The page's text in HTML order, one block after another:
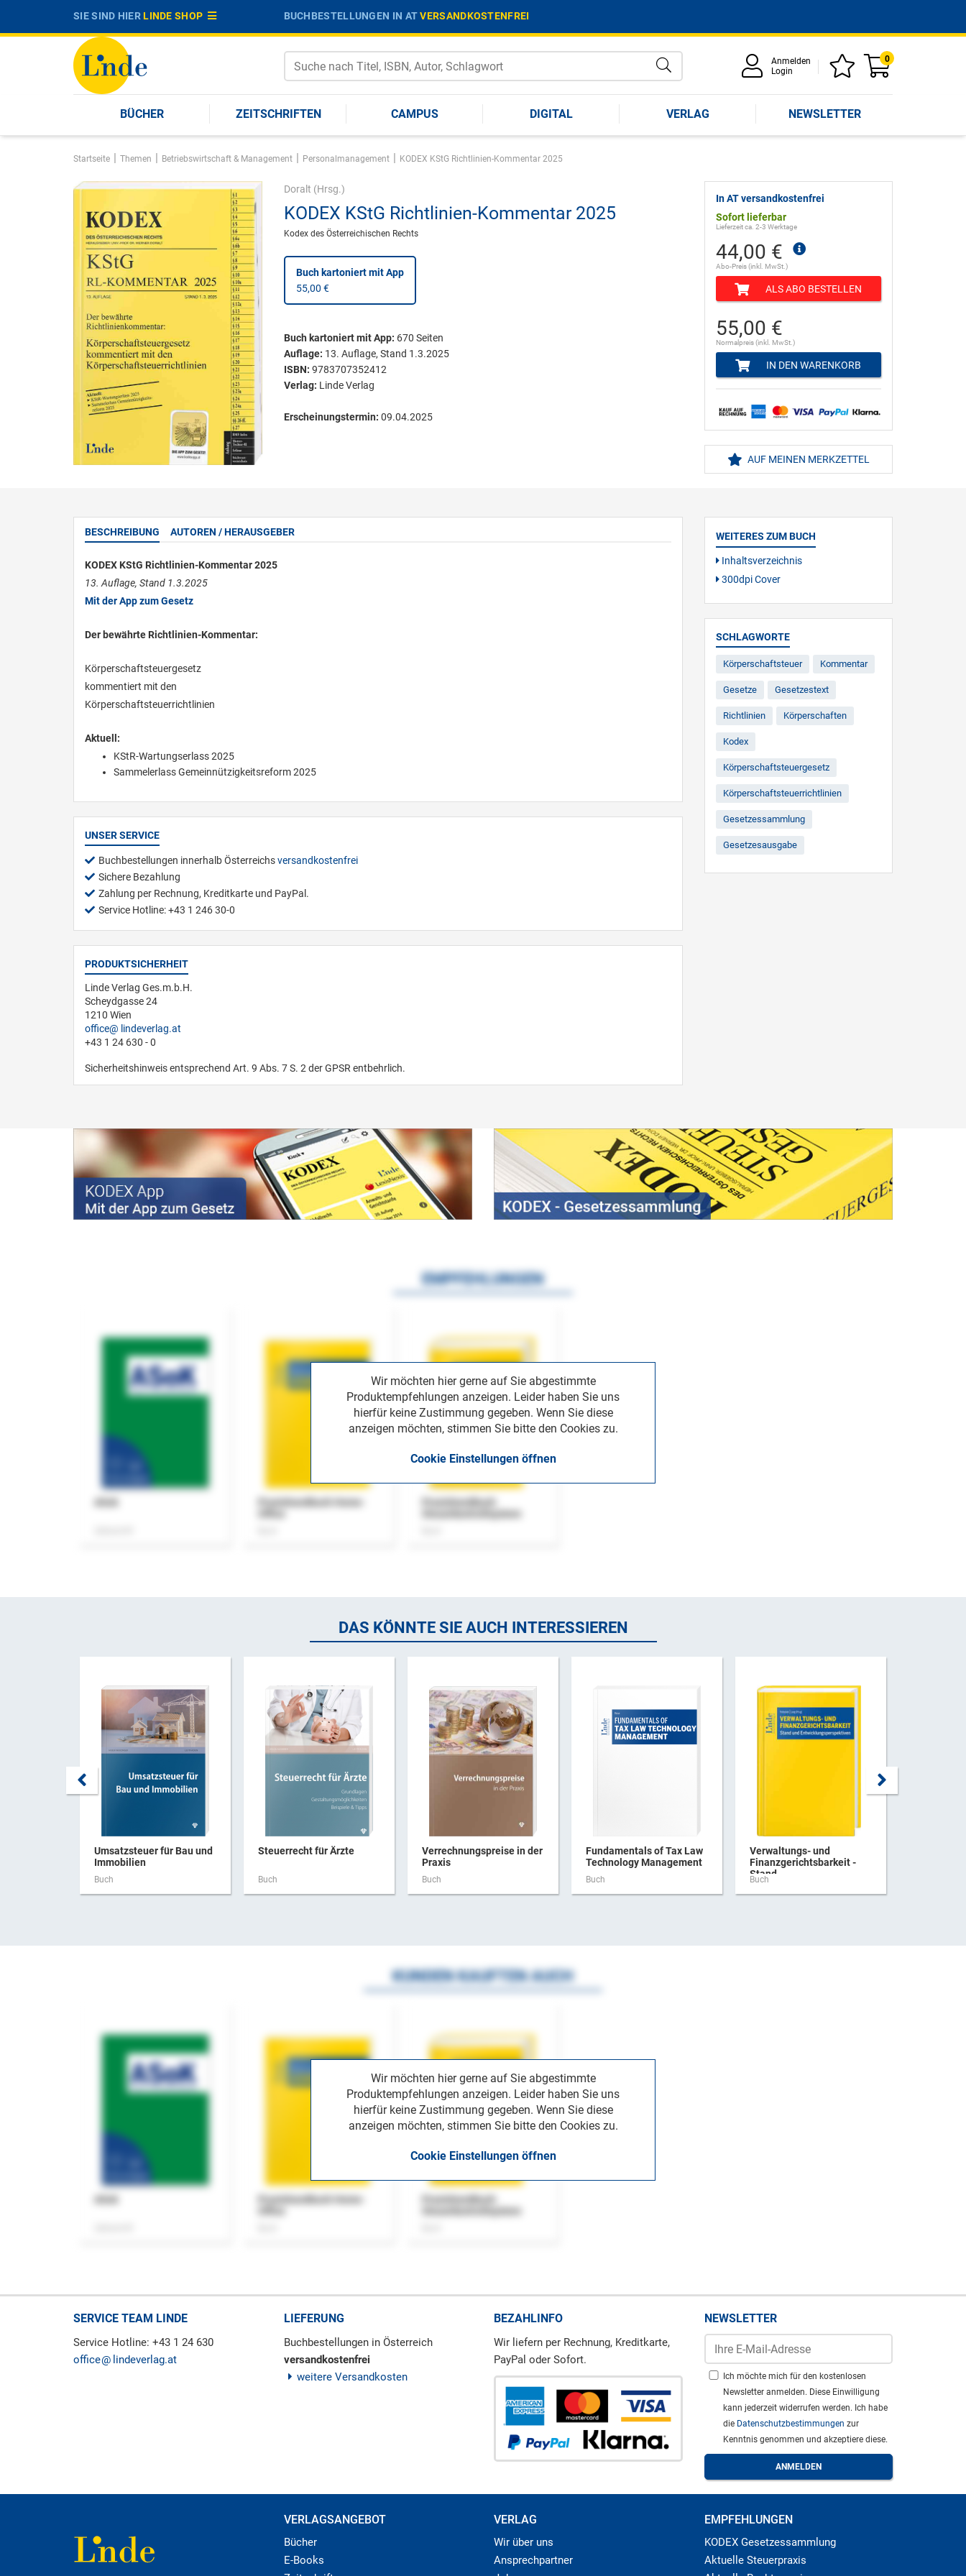
SIE SIND HIERLINDE SHOP BUCHBESTELLUNGEN IN ATVERSANDKOSTENFREI
Anmelden
Login
0
BÜCHER ZEITSCHRIFTEN CAMPUS DIGITAL VERLAG NEWSLETTER
Startseite | Themen | Betriebswirtschaft & Management | Personalmanagement | KODEX KStG Richtlinien-Kommentar 2025
Doralt (Hrsg.)
KODEX KStG Richtlinien-Kommentar 2025
Kodex des Österreichischen Rechts
Buch kartoniertmit App
55,00 €
Buch kartoniertmit App: 670 Seiten
Auflage: 13. Auflage, Stand 1.3.2025
ISBN: 9783707352412
Verlag: Linde Verlag
Erscheinungstermin: 09.04.2025
In AT versandkostenfrei
Sofort lieferbar
Lieferzeit ca. 2-3 Werktage
44,00 €
Abo-Preis (inkl. MwSt.)
ALS ABO BESTELLEN
55,00 €
Normalpreis (inkl. MwSt.)
IN DEN WARENKORB
AUF MEINEN MERKZETTEL
BESCHREIBUNG AUTOREN / HERAUSGEBER
KODEX KStG Richtlinien-Kommentar 2025
13. Auflage, Stand 1.3.2025
Mit der App zum Gesetz
Der bewährte Richtlinien-Kommentar:
Körperschaftsteuergesetz
kommentiert mit den
Körperschaftsteuerrichtlinien
Aktuell:
KStR-Wartungserlass 2025
Sammelerlass Gemeinnützigkeitsreform 2025
UNSER SERVICE
Buchbestellungen innerhalb Österreichsversandkostenfrei
Sichere Bezahlung
Zahlung per Rechnung, Kreditkarte und PayPal.
Service Hotline: +43 1 246 30-0
PRODUKTSICHERHEIT
Linde Verlag Ges.m.b.H.
Scheydgasse 24
1210 Wien
office
lindeverlag.at
+43 1 24 630 - 0
Sicherheitshinweis entsprechend Art. 9 Abs. 7 S. 2 der GPSR entbehrlich.
WEITERES ZUM BUCH
Inhaltsverzeichnis
300dpi Cover
SCHLAGWORTE
Körperschaftsteuer Kommentar
Gesetze Gesetzestext
Richtlinien Körperschaften
Kodex
Körperschaftsteuergesetz
Körperschaftsteuerrichtlinien
Gesetzessammlung
Gesetzesausgabe
Wir möchten hier gerne auf Sie abgestimmte
Produktempfehlungen anzeigen. Leider haben Sie uns
hierfür keine Zustimmung gegeben. Wenn Sie diese
anzeigen möchten, stimmen Sie bitte den Cookies zu.
Cookie Einstellungen öffnen
EMPFEHLUNGEN
Praxishandbuch Home-
Praxishandbuch
DAS KÖNNTE SIE AUCH INTERESSIEREN
Umsatzsteuer für Bau und
Immobilien
Buch
Steuerrecht für Ärzte
Buch
Verrechnungspreise in der
Praxis
Buch
Fundamentals of Tax Law
Technology Management
Buch
Verwaltungs- und
Finanzgerichtsbarkeit -
Stand ...
Buch
Wir möchten hier gerne auf Sie abgestimmte
Produktempfehlungen anzeigen. Leider haben Sie uns
hierfür keine Zustimmung gegeben. Wenn Sie diese
anzeigen möchten, stimmen Sie bitte den Cookies zu.
Cookie Einstellungen öffnen
KUNDEN KAUFTEN AUCH
Praxishandbuch Home-
Praxishandbuch
SERVICE TEAM LINDE
Service Hotline: +43 1 24 630
office
lindeverlag.at
LIEFERUNG
Buchbestellungen in Österreich
versandkostenfrei
weitere Versandkosten
BEZAHLINFO
Wir liefern per Rechnung, Kreditkarte,
PayPal oder Sofort.
NEWSLETTER
Ich möchte mich für den kostenlosen
Newsletter anmelden. Diese Einwilligung
kann jederzeit widerrufen werden. Ich habe
die Datenschutzbestimmungen zur
Kenntnis genommen und akzeptiere diese.
VERLAGSANGEBOT
Bücher
E-Books
VERLAG
Wir über uns
Ansprechpartner
EMPFEHLUNGEN
KODEX Gesetzessammlung
Aktuelle Steuerpraxis